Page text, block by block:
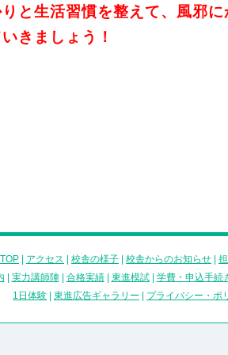
りと生活習慣を整えて、風邪
きましょう！
アクセス 校舎の様子 校舎からのお知らせ
実力講師陣| 合格実績| 東進模試| 学費・申込手続
1日体験
東進広告ギャラリー プライバシー・ポ